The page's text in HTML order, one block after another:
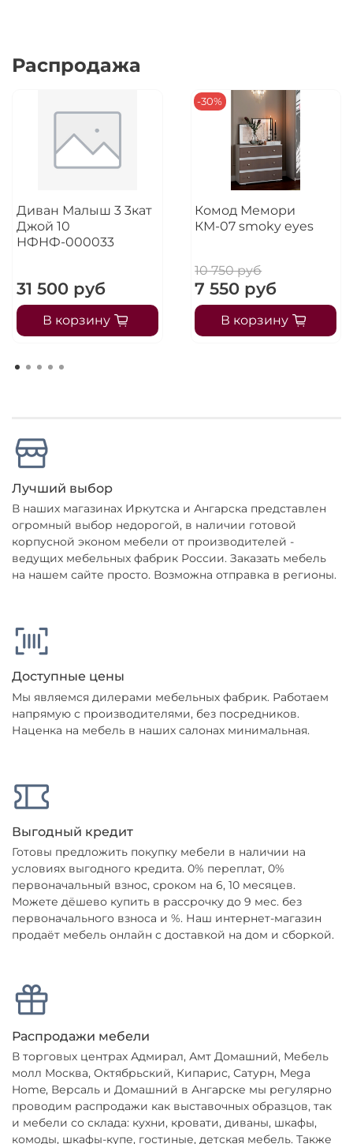
Распродажа
Диван Малыш 3 3кат
Джой 10
НФНФ-000033
31 500 руб
В корзину
-30%
Комод Мемори
КМ-07 smoky eyes
10 750 руб
7 550 руб
В корзину
Лучший выбор
В наших магазинах Иркутска и Ангарска представлен
огромный выбор недорогой, в наличии готовой
корпусной эконом мебели от производителей -
ведущих мебельных фабрик России. Заказать мебель
на нашем сайте просто. Возможна отправка в регионы.
Доступные цены
Мы являемся дилерами мебельных фабрик. Работаем
напрямую с производителями, без посредников.
Наценка на мебель в наших салонах минимальная.
Выгодный кредит
Готовы предложить покупку мебели в наличии на
условиях выгодного кредита. 0% переплат, 0%
первоначальный взнос, сроком на 6, 10 месяцев.
Можете дёшево купить в рассрочку до 9 мес. без
первоначального взноса и %. Наш интернет-магазин
продаёт мебель онлайн с доставкой на дом и сборкой.
Распродажи мебели
В торговых центрах Адмирал, Амт Домашний, Мебель
молл Москва, Октябрьский, Кипарис, Сатурн, Mega
Home, Версаль и Домашний в Ангарске мы регулярно
проводим распродажи как выставочных образцов, так
и мебели со склада: кухни, кровати, диваны, шкафы,
комоды, шкафы-купе, гостиные, детская мебель. Также